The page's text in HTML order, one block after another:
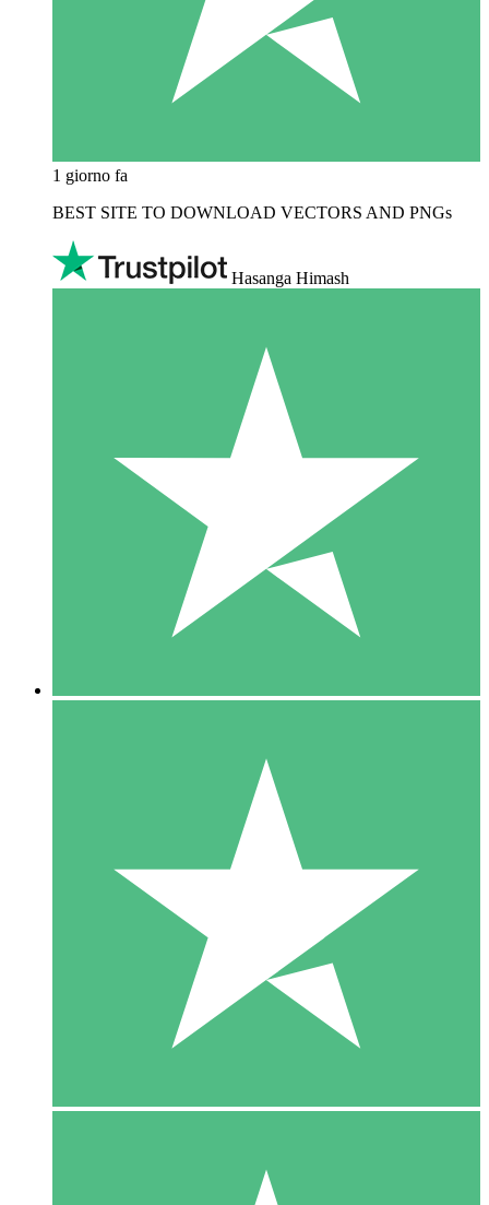
1 giorno fa
BEST SITE TO DOWNLOAD VECTORS AND PNGs
Hasanga Himash